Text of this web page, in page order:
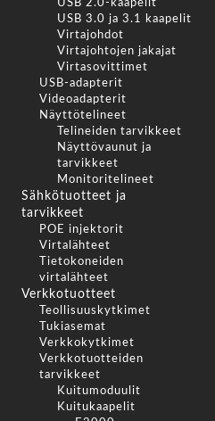
USB 2.0-kaapelit
USB 3.0 ja 3.1 kaapelit
Virtajohdot
Virtajohtojen jakajat
Virtasovittimet
USB-adapterit
Videoadapterit
Näyttötelineet
Telineiden tarvikkeet
Näyttövaunut ja
tarvikkeet
Monitoritelineet
Sähkötuotteet ja
tarvikkeet
POE injektorit
Virtalähteet
Tietokoneiden
virtalähteet
Verkkotuotteet
Teollisuuskytkimet
Tukiasemat
Verkkokytkimet
Verkkotuotteiden
tarvikkeet
Kuitumoduulit
Kuitukaapelit